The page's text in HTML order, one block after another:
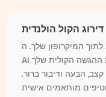
המיקרופון שלך. ה-
AI שלנו מקשיב להקלטה שלך ומעריך את ההגשה הקולית שלך
הבעה ודיבור ברור.